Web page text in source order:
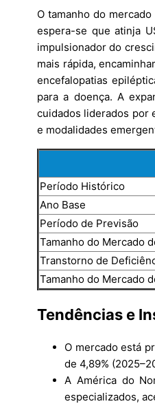
O tamanho do
espera-se que atinja
impulsionador do
mais rápida,
encefalopatias
para a doença. A
cuidados liderados por
e modalidades
Período Histórico
Ano Base
Período de Previsão
Tamanho do Mercado
Transtorno de
Tamanho do Mercado
Tendências e
O mercado está
de 4,89%
A América do
especializados,